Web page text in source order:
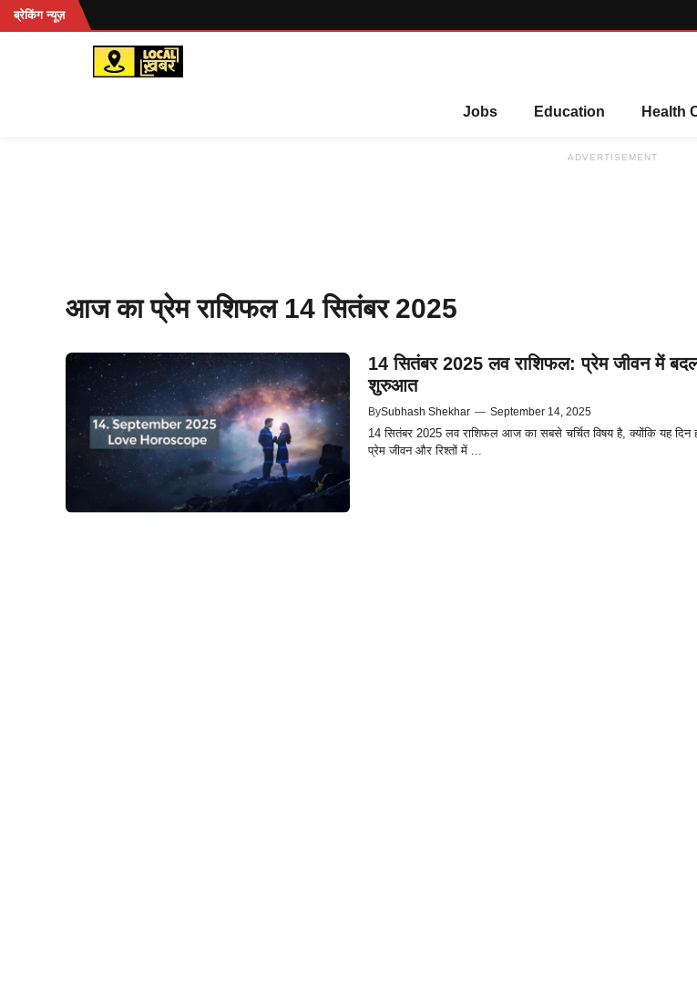
Skip
to
ब्रेकिंग न्यूज़
रहें...
Jobs Education Health
ADVERTISEMENT
आज का प्रेम राशिफल 14 सितंबर 2025
14 सितंबर 2025 लव राशिफल: प्रेम जीवन में
शुरुआत
BySubhash Shekhar — September 14, 2025
14 सितंबर 2025 लव राशिफल आज का सबसे चर्चित विषय है, क्योंकि यह दिन
प्रेम जीवन और रिश्तों में ...